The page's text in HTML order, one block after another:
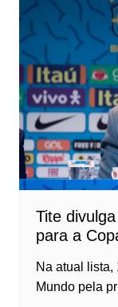
Tite
para a
Na atual lista,
Mundo pela